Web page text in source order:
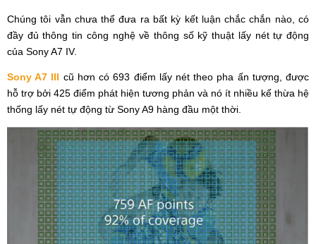
Chúng tôi vẫn chưa thể đưa ra bất kỳ kết luận chắc chắn nào, có
đầy đủ thông tin công nghệ về thông số kỹ thuật lấy nét tự động
của Sony A7 IV.
Sony A7 III cũ hơn có 693 điểm lấy nét theo pha ấn tượng, được
hỗ trợ bởi 425 điểm phát hiện tương phản và nó ít nhiều kế thừa hệ
thống lấy nét tự động từ Sony A9 hàng đầu một thời.